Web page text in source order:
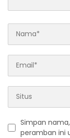
Simpan
peramban ini